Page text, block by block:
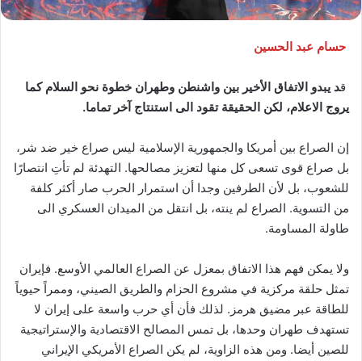
حسام عبد الحسين
قد يبدو الاتفاق الأخير بين واشنطن وطهران خطوة نحو السلام كما
يروج الاعلام، لكن الحقيقة تقود الى استنتاج آخر تماما.
إن الصراع بين أمريكا والجمهورية الإسلامية ليس صراع خير ضد شر،
بل صراع قوى تسعى كل منها لتعزيز مصالحها. التهدئة لم تأتِ انتصارًا
للشعوب، بل لأن الطرفين وجدا أن استمرار الحرب صار أكثر كلفة
من التسوية. الصراع لم ينته، بل انتقل من الميدان العسكري الى
طاولة المساومة.
ولا يمكن فهم هذا الاتفاق بمعزل عن الصراع العالمي الأوسع. فإيران
تمثل حلقة مركزية في مشروع الحزام والطريق الصيني، وممراً حيوياً
للطاقة عبر مضيق هرمز. لذلك فأن أي حرب واسعة على إيران لا
تستهدف طهران وحدها، بل تمس المصالح الاقتصادية والإستراتيجية
للصين أيضا. ومن هذه الزاوية، لم يكن الصراع الأمريكي الإيراني